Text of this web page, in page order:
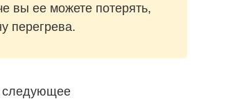
вы ее можете потерять,
перегрева.
следующее